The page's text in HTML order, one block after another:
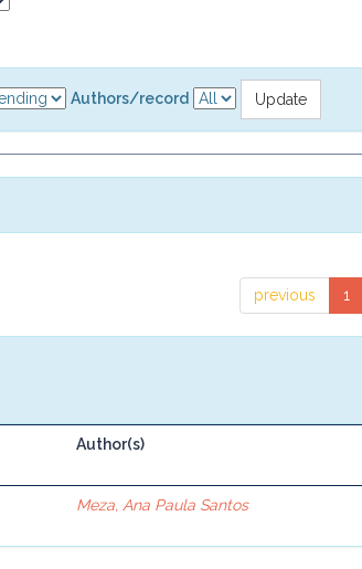
Authors/record
previous 1
Author(s)
Meza, Ana Paula Santos